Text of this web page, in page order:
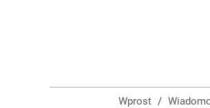
Vistula x LOT: Elegancja w
Wprost /